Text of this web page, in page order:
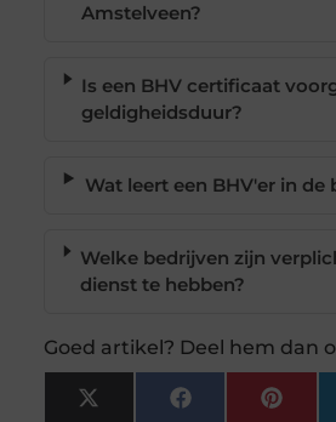
Amstelveen?
Is een BHV certificaat
geldigheidsduur?
Wat leert een BHV'er in de
Welke bedrijven zijn
dienst te hebben?
Goed artikel? Deel hem dan
X Facebook